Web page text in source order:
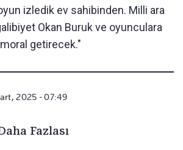
izledik ev sahibinden. Milli ara
Okan Buruk ve oyunculara
getirecek."
2025 - 07:49
Fazlası